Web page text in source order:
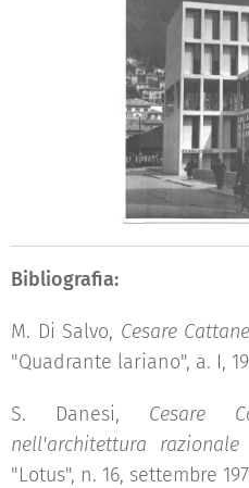
Bibliografia:
M. Di Salvo, Cesare
"Quadrante lariano", a. I,
S. Danesi, Cesare
nell'architettura
"Lotus", n. 16, settembre